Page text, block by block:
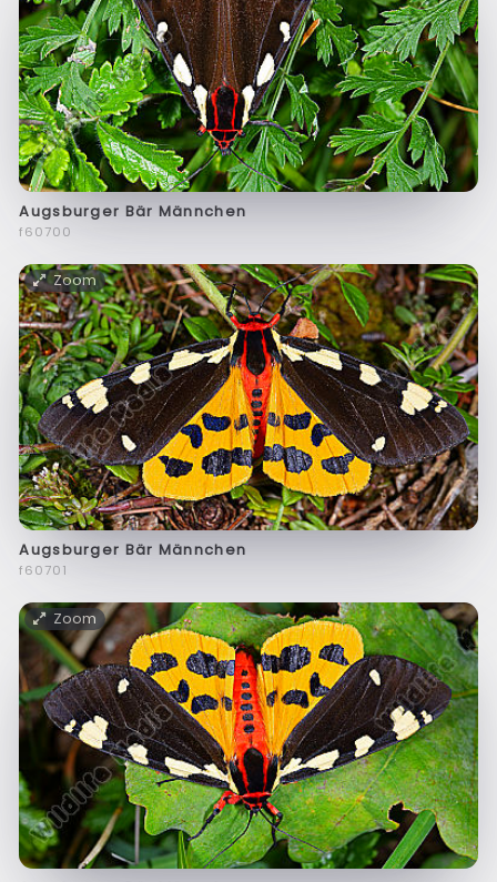
Augsburger Bär Männchen
f60700
Zoom
Augsburger Bär Männchen
f60701
Zoom